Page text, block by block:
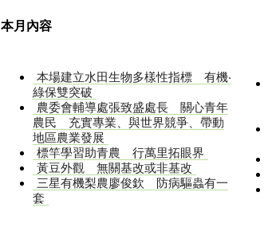
本月內容
本場建立水田生物多樣性指標 有機‧
綠保雙突破
農委會輔導處張致盛處長 關心青年
農民 充實專業、與世界競爭、帶動
地區農業發展
標竿學習助青農 行萬里拓眼界
黃豆外觀 無關基改或非基改
三星有機梨農廖俊欽 防病驅蟲有一
套